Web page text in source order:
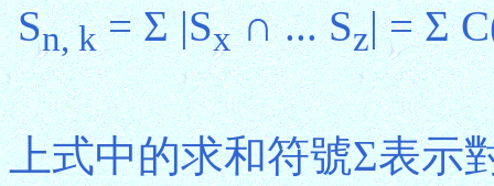
Sn, k= Σ |Sx∩ ... Sz| = Σ
上式中的求和符號Σ表示